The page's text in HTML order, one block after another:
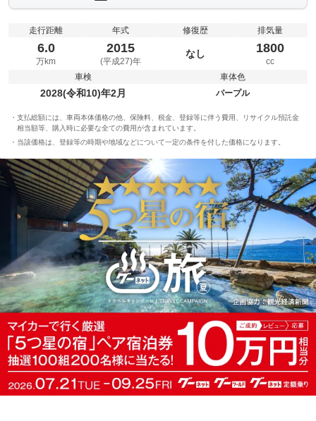
走行距離
6.0
万km
年式
2015
(平成27)年
修復歴
なし
排気量
1800
cc
車検
2028(令和10)年2月
車体色
パープル
支払総額には、車両本体価格の他、保険料、税金、登録等に伴う費用、リサイクル預託金
相当額等、購入時に必要な全ての費用が含まれています。
当該価格は、登録等の時期や地域などについて一定の条件を付した価格になります。